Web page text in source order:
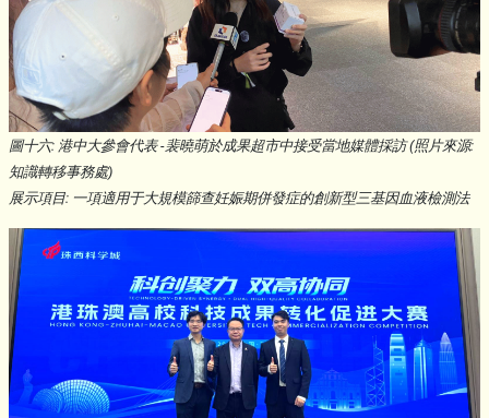
圖十六: 港中大參會代表 -裴曉萌於成果超市中接受當地媒體採訪 (照片來源:
知識轉移事務處)
展示項目: 一項適用于大規模篩查妊娠期併發症的創新型三基因血液檢測法